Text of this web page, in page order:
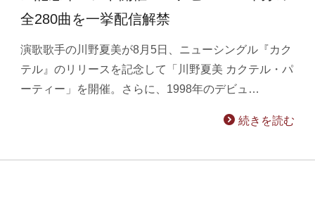
全280曲を一挙配信解禁
演歌歌手の川野夏美が8月5日、ニューシングル『カク
テル』のリリースを記念して「川野夏美 カクテル・パ
ーティー」を開催。さらに、1998年のデビュ…
続きを読む